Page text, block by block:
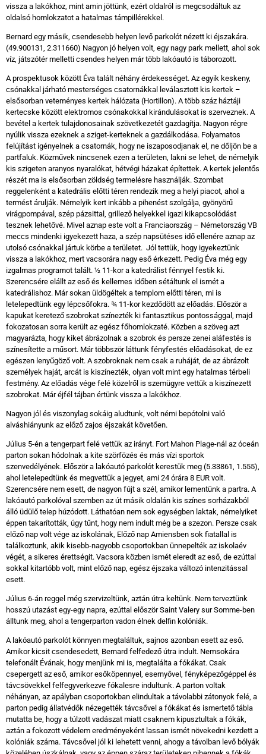
vissza a lakókhoz, mint amin jöttünk, ezért oldalról is megcsodáltuk az
oldalsó homlokzatot a hatalmas támpillérekkel.
Bernard egy másik, csendesebb helyen levő parkolót nézett ki éjszakára.
(49.900131, 2.311660) Nagyon jó helyen volt, egy nagy park mellett, ahol sok
víz, játszótér melletti csendes helyen már több lakóautó is táborozott.
A prospektusok között Éva talált néhány érdekességet. Az egyik keskeny,
csónakkal járható mesterséges csatornákkal leválasztott kis kertek –
elsősorban veteményes kertek hálózata (Hortillon). A több száz háztáji
kertecske között elektromos csónakokkal kirándulásokat is szerveznek. A
bevétel a kertek tulajdonosainak szövetkezetét gazdagítja. Nagyon régre
nyúlik vissza ezeknek a sziget-kerteknek a gazdálkodása. Folyamatos
felújítást igényelnek a csatornák, hogy ne iszaposodjanak el, ne dőljön be a
partfaluk. Közművek nincsenek ezen a területen, lakni se lehet, de némelyik
kis szigeten aranyos nyaralókat, hétvégi házakat építettek. A kertek jelentős
részét ma is elsősorban zöldség termelésre használják. Szombat
reggelenként a katedrális előtti téren rendezik meg a helyi piacot, ahol a
termést árulják. Némelyik kert inkább a pihenést szolgálja, gyönyörű
virágpompával, szép pázsittal, grillező helyekkel igazi kikapcsolódást
tesznek lehetővé. Mivel aznap este volt a Franciaország – Németország VB
meccs mindenki igyekezett haza, a szép napsütéses idő ellenére aznap az
utolsó csónakkal jártuk körbe a területet. Jól tettük, hogy igyekeztünk
vissza a lakókhoz, mert vacsorára nagy eső érkezett. Pedig Éva még egy
izgalmas programot talált. ½ 11-kor a katedrálist fénnyel festik ki.
Szerencsére elállt az eső és kellemes időben sétáltunk el ismét a
katedrálishoz. Már sokan üldögéltek a templom előtti téren, mi is
letelepedtünk egy lépcsőfokra. ¾ 11-kor kezdődött az előadás. Először a
kapukat keretező szobrokat színezték ki fantasztikus pontossággal, majd
fokozatosan sorra került az egész főhomlokzaté. Közben a szöveg azt
magyarázta, hogy kiket ábrázolnak a szobrok és persze zenei aláfestés is
színesítette a műsort. Már többször láttunk fényfestés előadásokat, de ez
egészen lenyűgöző volt. A szobroknak nem csak a ruháját, de az ábrázolt
személyek haját, arcát is kiszínezték, olyan volt mint egy hatalmas térbeli
festmény. Az előadás vége felé közelről is szemügyre vettük a kiszínezett
szobrokat. Már éjfél tájban értünk vissza a lakókhoz.
Nagyon jól és viszonylag sokáig aludtunk, volt némi bepótolni való
alváshiányunk az előző zajos éjszakát követően.
Július 5-én a tengerpart felé vettük az irányt. Fort Mahon Plage-nál az óceán
parton sokan hódolnak a kite szörfözés és más vízi sportok
szenvedélyének. Először a lakóautó parkolót kerestük meg (5.33861, 1.555),
ahol letelepedtünk és megvettük a jegyet, ami 24 órára 8 EUR volt.
Szerencsére nem esett, de nagyon fújt a szél, amikor lementünk a partra. A
lakóautó parkolóval szemben az út másik oldalán kis színes sorházakból
álló üdülő telep húzódott. Láthatóan nem sok egységben laktak, némelyiket
éppen takarították, úgy tűnt, hogy nem indult még be a szezon. Persze csak
előző nap volt vége az iskolának, Előző nap Amiensben sok fiatallal is
találkoztunk, akik kisebb-nagyobb csoportokban ünnepelték az iskolaév
végét, a sikeres érettségit. Vacsora közben ismét eleredt az eső, de ezúttal
sokkal kitartóbb volt, mint előző nap, egész éjszaka változó intenzitással
esett.
Július 6-án reggel még szervizeltünk, aztán útra keltünk. Nem terveztünk
hosszú utazást egy-egy napra, ezúttal először Saint Valery sur Somme-ben
álltunk meg, ahol a tengerparton vadon élnek delfin kolóniák.
A lakóautó parkolót könnyen megtaláltuk, sajnos azonban esett az eső.
Amikor kicsit csendesedett, Bernard felfedező útra indult. Nemsokára
telefonált Évának, hogy menjünk mi is, megtalálta a fókákat. Csak
csepergett az eső, amikor esőköpennyel, esernyővel, fényképezőgéppel és
távcsövekkel felfegyverkezve fókalesre indultunk. A parton voltak
néhányan, az apályban csoportokban elindultak a távolabbi zátonyok felé, a
parton pedig állatvédők nézegették távcsővel a fókákat és ismertető tábla
mutatta be, hogy a túlzott vadászat miatt csaknem kipusztultak a fókák,
aztán a fokozott védelem eredményeként lassan ismét növekedni kezdett a
kolóniák száma. Távcsővel jól ki lehetett venni, ahogy a távolban levő bólyák